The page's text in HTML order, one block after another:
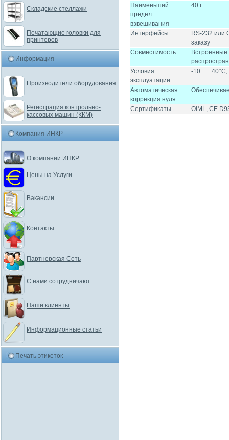
Наименьший
предел
взвешивания
40 г
Интерфейсы
RS-232 или
заказу
Совместимость
Условия
эксплуатации
-10 ...
Автоматическая
коррекция нуля
Сертификаты OIML, CE
Складские стеллажи
Печатающие головки для
принтеров
Информация
Производители оборудования
Регистрация контрольно-
кассовых машин (ККМ)
Компания ИНКР
О компании ИНКР
Цены на Услуги
Вакансии
Контакты
Партнерская Сеть
С нами сотрудничают
Наши клиенты
Информационные статьи
Печать этикеток